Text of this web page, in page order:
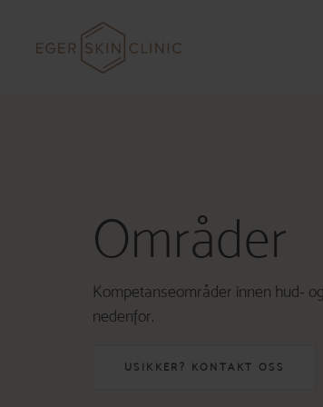
innhold
Områder
Kompetanseområder innen hud-
nedenfor.
USIKKER? KONTAKT OSS